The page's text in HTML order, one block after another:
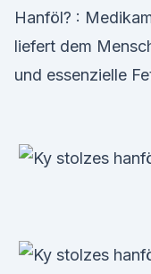
Hanföl? :
liefert dem
und essenzielle